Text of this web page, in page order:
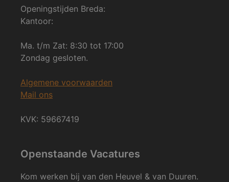
Openingstijden Breda:
Kantoor:
Ma. t/m Zat: 8:30 tot 17:00
Zondag gesloten.
Algemene voorwaarden
Mail ons
KVK: 59667419
Openstaande Vacatures
Kom werken bij van den Heuvel & van Duuren.